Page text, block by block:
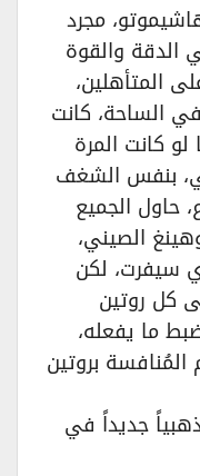
مجرد
الدقة والقوة
المتأهلين،
الساحة، كانت
كانت المرة
بنفس الشغف
حاول الجميع
الصيني،
سيفرت، لكن
كل روتين
ما يفعله،
بروتين
جديداً في